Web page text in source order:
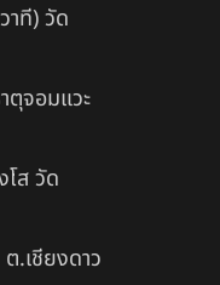
าที) วัด
ตุจอมแวะ
โส วัด
.เชียงดาว